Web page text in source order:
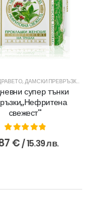
,ПРОТЕИНОВИ ШЕЙКОВЕ,
,ДАМСКИ ПРЕВРЪЗКИ
супер тънки
свежест''
0 out of 5
€ / 15.39 лв.